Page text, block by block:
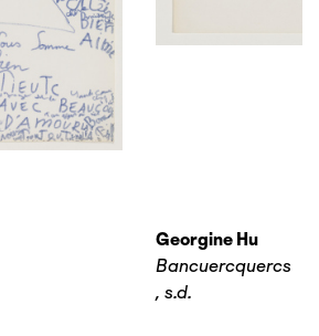
Georgine Hu
Bancuercquercs
, s.d.